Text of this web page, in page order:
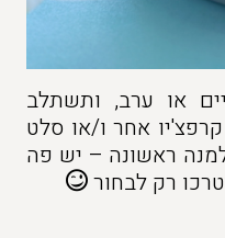
או ערב, ותשתלב
אחר ו/או סלט
ראשונה – יש פה
רק לבחור